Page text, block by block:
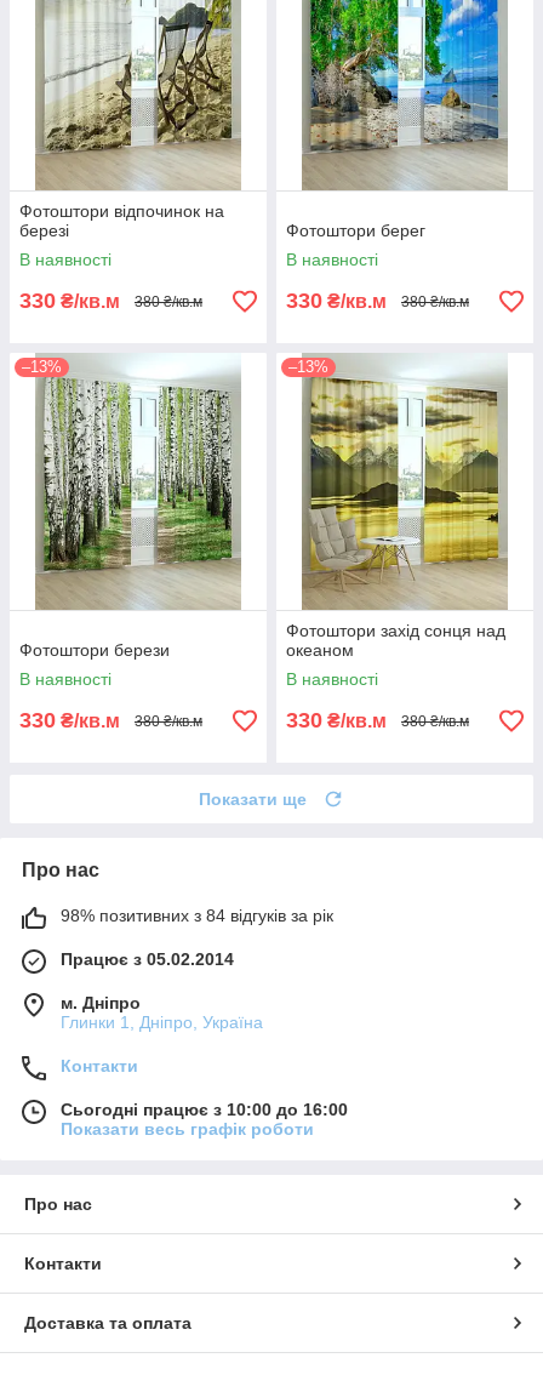
Фотоштори відпочинок на
березі
В наявності
330 ₴/кв.м 380 ₴/кв.м
Фотоштори берег
В наявності
330 ₴/кв.м 380 ₴/кв.м
–13%
Фотоштори берези
В наявності
330 ₴/кв.м 380 ₴/кв.м
–13%
Фотоштори захід сонця над
океаном
В наявності
330 ₴/кв.м 380 ₴/кв.м
Показати ще
Про нас
98% позитивних з 84 відгуків за рік
Працює з 05.02.2014
м. Дніпро
Глинки 1, Дніпро, Україна
Контакти
Сьогодні працює з 10:00 до 16:00
Показати весь графік роботи
Про нас
Контакти
Доставка та оплата